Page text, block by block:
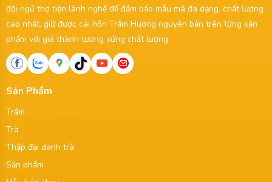
đội ngủ thợ tiện lành nghề để đảm bảo mẫu mã đa dạng, chất lượng
cao nhất, giữ được cái hồn Trầm Hương nguyên bản trên từng sản
phẩm với giá thành tương xứng chất lượng.
Sản Phẩm
Trầm
Trà
Thập đại danh trà
Sản phẩm